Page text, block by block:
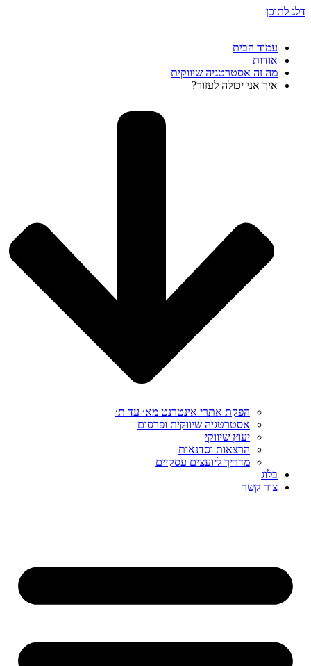
דלג לתוכן
עמוד הבית
אודות
מה זה אסטרטגיה שיווקית
איך אני יכולה לעזור?
הפקת אתרי אינטרנט מא׳ עד ת׳
אסטרטגיה שיווקית ופרסום
יעוץ שיווקי
הרצאות וסדנאות
מדריך ליועצים עסקיים
בלוג
צור קשר